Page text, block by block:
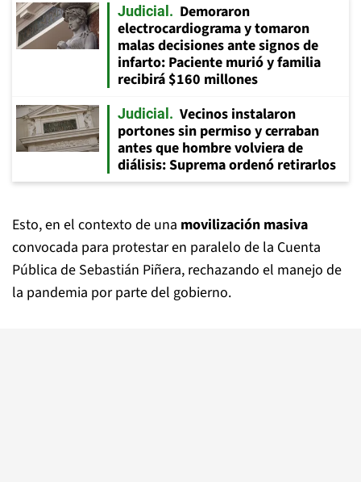
Judicial
Demoraron
electrocardiograma y tomaron
malas decisiones ante signos de
infarto: Paciente murió y familia
recibirá $160 millones
Judicial
Vecinos instalaron
portones sin permiso y cerraban
antes que hombre volviera de
diálisis: Suprema ordenó retirarlos
Esto, en el contexto de una movilización masiva
convocada para protestar en paralelo de la Cuenta
Pública de Sebastián Piñera, rechazando el manejo de
la pandemia por parte del gobierno.